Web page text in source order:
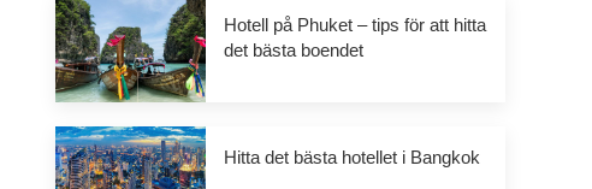
Hotell på Phuket – tips för att hitta
det bästa boendet
Hitta det bästa hotellet i Bangkok